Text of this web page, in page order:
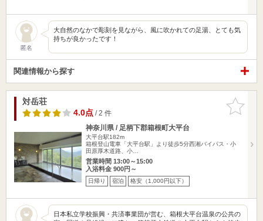
匿名
大自然のなかで彫刻を見ながら、風に吹かれての足湯、とても気
持ちが良かったです！
関連情報から探す
お気に入
りに追加
対岳荘
4.0点/ 2 件
神奈川県 / 足柄下郡箱根町大平台
大平台駅182m
箱根登山電車「大平台駅」より徒歩5分西湘バイパス・小
田原厚木道路、小…
営業時間 13:00～15:00
入浴料金 900円～
日帰り 宿泊 格安（1,000円以下）
日本私立学校振興・共済事業団が営む、箱根大平台温泉の公共の